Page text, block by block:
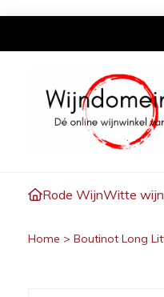
Rode WijnWitte wijn
Home > Boutinot Long